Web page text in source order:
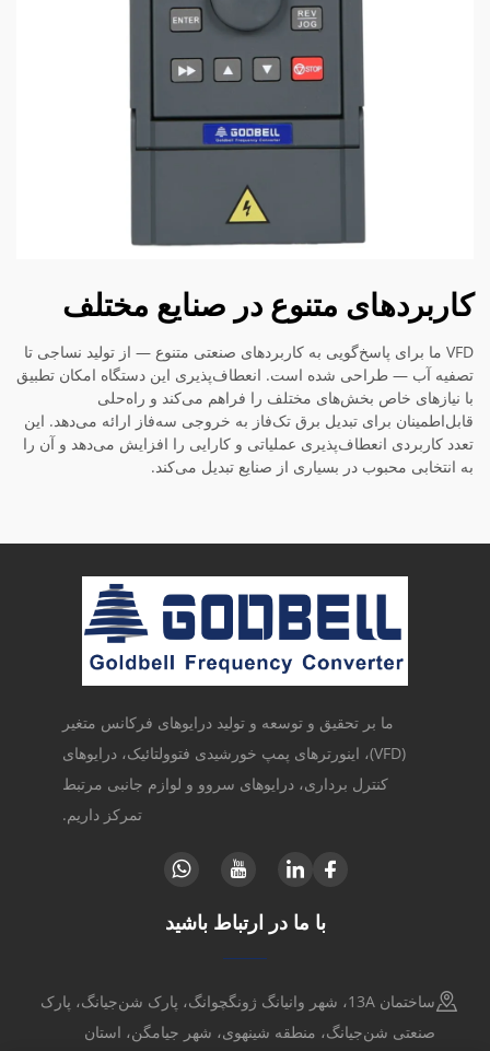
کاربردهای متنوع در صنایع مختلف
VFD ما برای پاسخ‌گویی به کاربردهای صنعتی متنوع — از تولید نساجی تا
تصفیه آب — طراحی شده است. انعطاف‌پذیری این دستگاه امکان تطبیق
با نیازهای خاص بخش‌های مختلف را فراهم می‌کند و راه‌حلی
قابل‌اطمینان برای تبدیل برق تک‌فاز به خروجی سه‌فاز ارائه می‌دهد. این
تعدد کاربردی انعطاف‌پذیری عملیاتی و کارایی را افزایش می‌دهد و آن را
به انتخابی محبوب در بسیاری از صنایع تبدیل می‌کند.
ما بر تحقیق و توسعه و تولید درایوهای فرکانس متغیر
(VFD)، اینورترهای پمپ خورشیدی فتوولتائیک، درایوهای
کنترل برداری، درایوهای سروو و لوازم جانبی مرتبط
تمرکز داریم.
با ما در ارتباط باشید
ساختمان 13A، شهر وانیانگ ژونگچوانگ، پارک شن‌جیانگ، پارک
صنعتی شن‌جیانگ، منطقه شینهوی، شهر جیامگن، استان